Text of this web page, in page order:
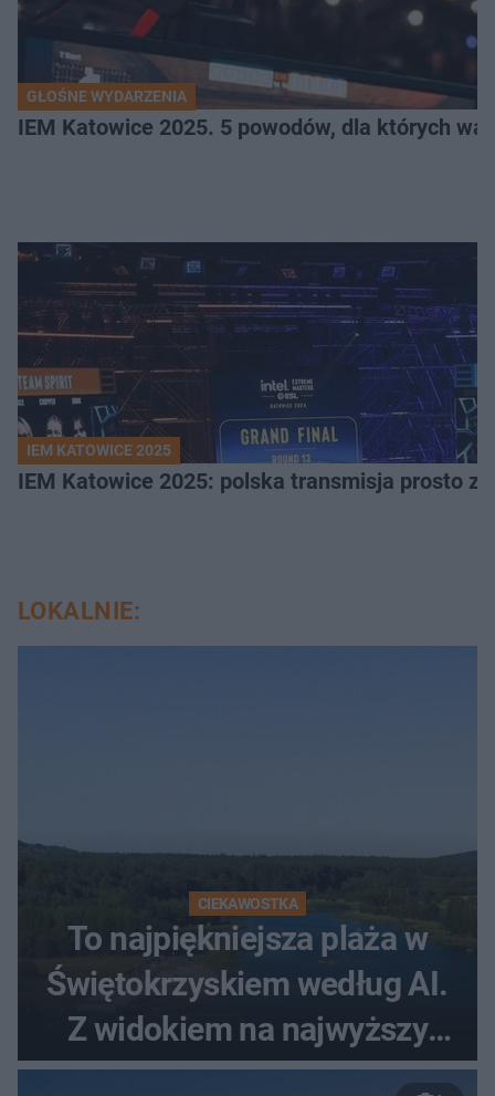
GŁOŚNE WYDARZENIA
IEM Katowice 2025. 5 powodów, dla których
IEM KATOWICE 2025
IEM Katowice 2025: polska transmisja prosto
LOKALNIE:
CIEKAWOSTKA
To najpiękniejsza plaża w
Świętokrzyskiem według AI.
Z widokiem na najwyższy
szczyt Gór Świętokrzyskich